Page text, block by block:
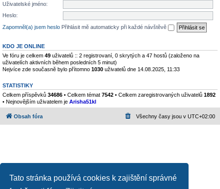
Tato stránka používá cookies k zajištění správné
Uživatelské jméno:
Heslo:
Zapomněl(a) jsem heslo Přihlásit mě automaticky při každé návštěvě
KDO JE ONLINE
Ve fóru je celkem 49 uživatelů :: 2 registrovaní, 0 skrytých a 47 hostů (založeno na
uživatelích aktivních během posledních 5 minut)
Nejvíce zde současně bylo přítomno 1030 uživatelů dne 14.08.2025, 11:33
STATISTIKY
Celkem příspěvků 34686 • Celkem témat 7542 • Celkem zaregistrovaných uživatelů 1892
• Nejnovějším uživatelem je Arisha51kl
Obsah fóra Všechny časy jsou v UTC+02:00